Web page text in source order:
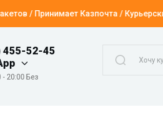
/ Принимает Казпочта /
455-52-45
- 20:00 Без